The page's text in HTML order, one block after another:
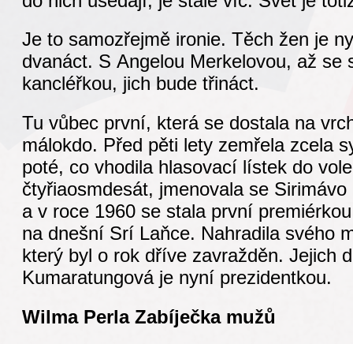
Je to samozřejmě ironie. Těch žen je
dvanáct. S Angelou Merkelovou, až se
kancléřkou, jich bude třináct.
Tu vůbec první, která se dostala na
málokdo. Před pěti lety zemřela zcela
poté, co vhodila hlasovací lístek do
čtyřiaosmdesát, jmenovala se
a v roce 1960 se stala první
na dnešní Srí Laňce. Nahradila svého
který byl o rok dříve zavražděn. Jejich
Kumaratungová je nyní prezidentkou.
Wilma Perla Zabíječka mužů